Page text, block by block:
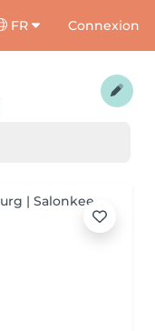
FR Connexion